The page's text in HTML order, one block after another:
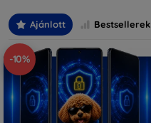
Ajánlott Bestsellerek
-10%